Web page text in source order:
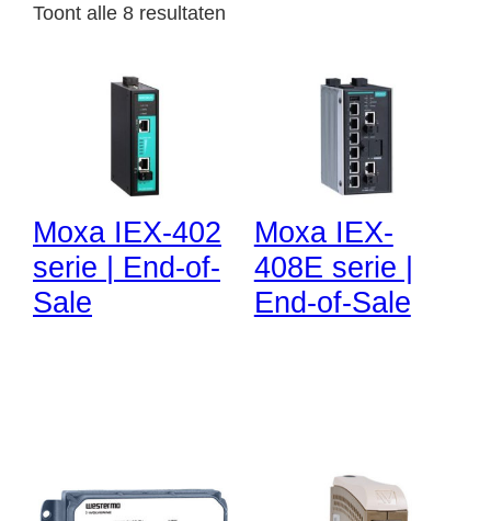
Toont alle 8 resultaten
Moxa IEX-402
serie | End-of-
Sale
Moxa IEX-
408E serie |
End-of-Sale